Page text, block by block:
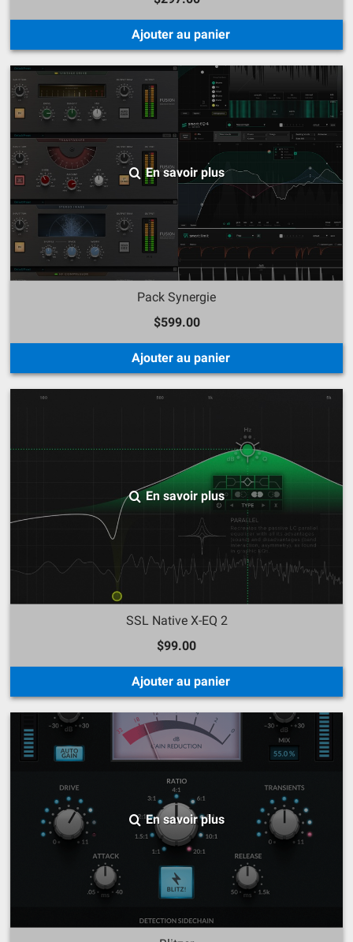
Ajouter au panier
En savoir plus
Pack Synergie
$599.00
Ajouter au panier
En savoir plus
SSL Native X-EQ 2
$99.00
Ajouter au panier
En savoir plus